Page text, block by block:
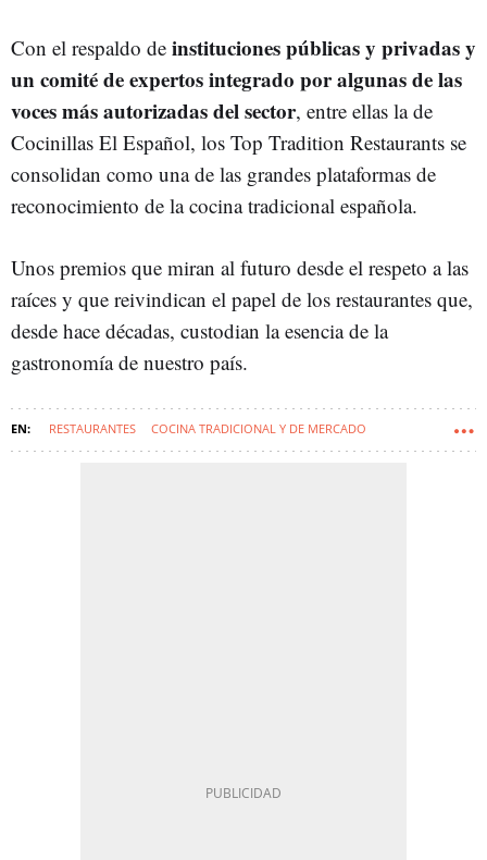
Con el respaldo de instituciones públicas y privadas y
un comité de expertos integrado por algunas de las
voces más autorizadas del sector, entre ellas la de
Cocinillas El Español, los Top Tradition Restaurants se
consolidan como una de las grandes plataformas de
reconocimiento de la cocina tradicional española.
Unos premios que miran al futuro desde el respeto a las
raíces y que reivindican el papel de los restaurantes que,
desde hace décadas, custodian la esencia de la
gastronomía de nuestro país.
RESTAURANTES COCINA TRADICIONAL Y DE MERCADO